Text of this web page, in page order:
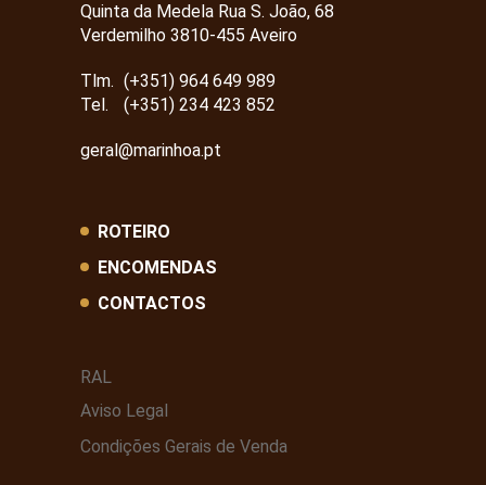
Quinta da Medela Rua S. João, 68
Verdemilho 3810-455 Aveiro
Tlm. (+351) 964 649 989
Tel.
(+351) 234 423 852
geral@marinhoa.pt
ROTEIRO
ENCOMENDAS
CONTACTOS
RAL
Aviso Legal
Condições Gerais de Venda